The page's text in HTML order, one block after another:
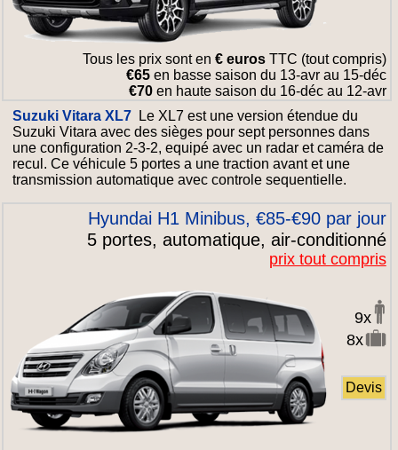
Tous les prix sont en € eurosTTC (tout compris)
€65en basse saison du 13-avr au 15-déc
€70en haute saison du 16-déc au 12-avr
Suzuki Vitara XL7 Le XL7 est une version étendue du
Suzuki Vitara avec des sièges pour sept personnes dans
une configuration 2-3-2, equipé avec un radar et caméra de
recul. Ce véhicule 5 portes a une traction avant et une
transmission automatique avec controle sequentielle.
Hyundai H1 Minibus, €85-€90 par jour
5 portes, automatique, air-conditionné
prix tout compris
9x
8x
Devis